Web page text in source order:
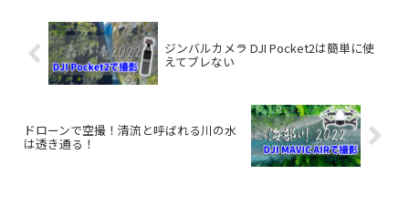
ジンバルカメラ DJI Pocket2は簡単に使
えてブレない
ドローンで空撮！清流と呼ばれる川の水
は透き通る！